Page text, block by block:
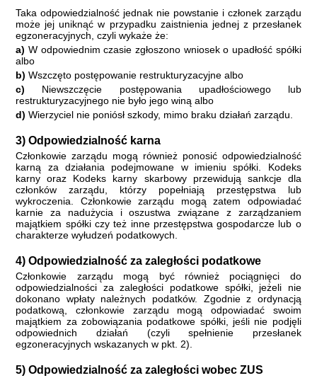
Taka odpowiedzialność jednak nie powstanie i członek zarządu
może jej uniknąć w przypadku zaistnienia jednej z przesłanek
egzoneracyjnych, czyli wykaże że:
a) W odpowiednim czasie zgłoszono wniosek o upadłość spółki
albo
b)Wszczęto postępowanie restrukturyzacyjne albo
c) Niewszczęcie postępowania upadłościowego lub
restrukturyzacyjnego nie było jego winą albo
d) Wierzyciel nie poniósł szkody, mimo braku działań zarządu.
3) Odpowiedzialność karna
Członkowie zarządu mogą również ponosić odpowiedzialność
karną za działania podejmowane w imieniu spółki. Kodeks
karny oraz Kodeks karny skarbowy przewidują sankcje dla
członków zarządu, którzy popełniają przestępstwa lub
wykroczenia. Członkowie zarządu mogą zatem odpowiadać
karnie za nadużycia i oszustwa związane z zarządzaniem
majątkiem spółki czy też inne przestępstwa gospodarcze lub o
charakterze wyłudzeń podatkowych.
4) Odpowiedzialność za zaległości podatkowe
Członkowie zarządu mogą być również pociągnięci do
odpowiedzialności za zaległości podatkowe spółki, jeżeli nie
dokonano wpłaty należnych podatków. Zgodnie z ordynacją
podatkową, członkowie zarządu mogą odpowiadać swoim
majątkiem za zobowiązania podatkowe spółki, jeśli nie podjęli
odpowiednich działań (czyli spełnienie przesłanek
egzoneracyjnych wskazanych w pkt. 2).
5) Odpowiedzialność za zaległości wobec ZUS